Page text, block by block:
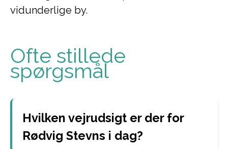
vidunderlige by.
Ofte stillede
spørgsmål
Hvilken vejrudsigt er der for
Rødvig Stevns i dag?